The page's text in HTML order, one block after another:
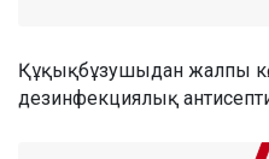
Құқықбұзушыдан жалпы
дезинфекциялық